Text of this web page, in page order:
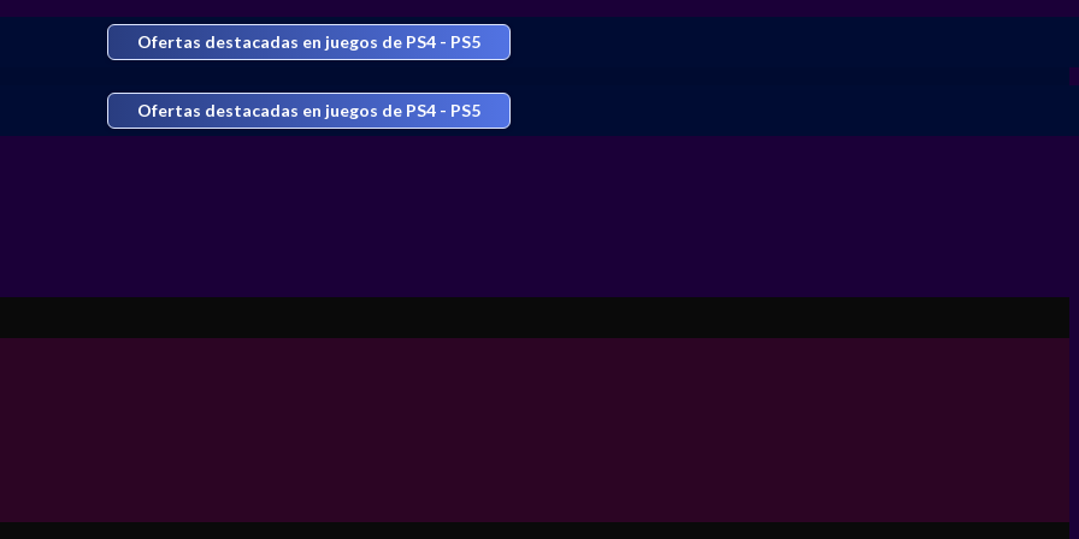
Ofertas destacadas en juegos de PS4 - PS5
Ofertas destacadas en juegos de PS4 - PS5